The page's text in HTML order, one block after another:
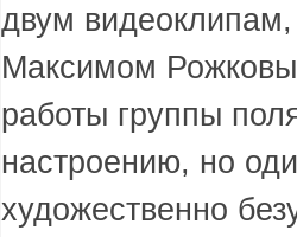
двум
Максимом
работы группы
настроению, но
художественно